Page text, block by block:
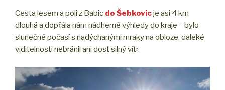
Cesta lesem a poli z Babic do Šebkovicje asi 4 km
dlouhá a dopřála nám nádherné výhledy do kraje – bylo
slunečné počasí s nadýchanými mraky na obloze, daleké
viditelnosti nebránil ani dost silný vítr.